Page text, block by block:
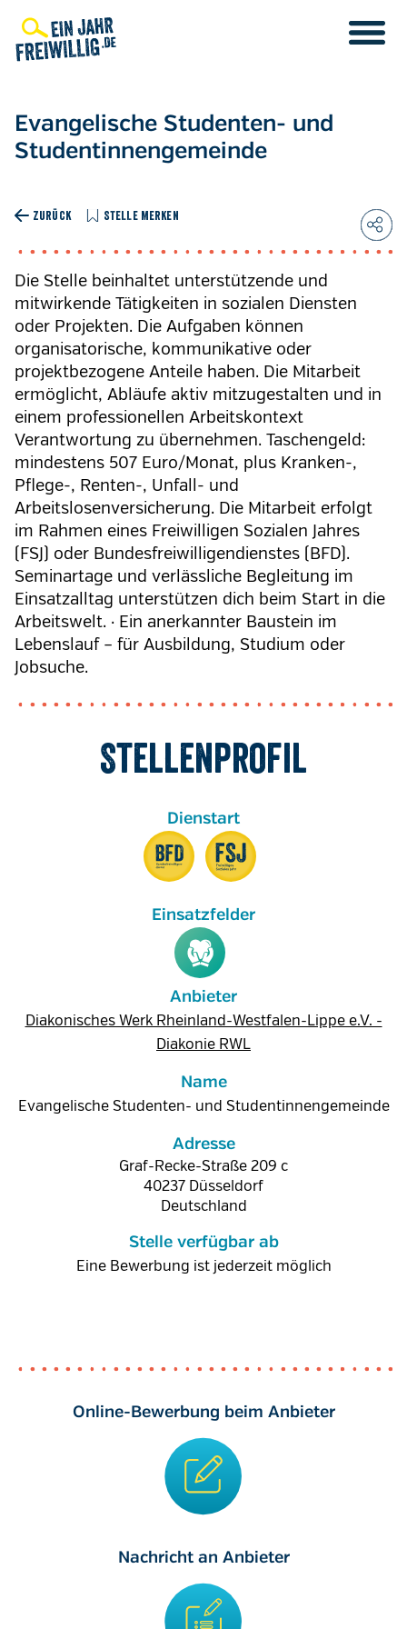
zum
Inhalt
Evangelische Studenten- und
Studentinnengemeinde
ZURÜCK STELLE MERKEN
Die Stelle beinhaltet unterstützende und
mitwirkende Tätigkeiten in sozialen Diensten
oder Projekten. Die Aufgaben können
organisatorische, kommunikative oder
projektbezogene Anteile haben. Die Mitarbeit
ermöglicht, Abläufe aktiv mitzugestalten und in
einem professionellen Arbeitskontext
Verantwortung zu übernehmen. Taschengeld:
mindestens 507 Euro/Monat, plus Kranken-,
Pflege-, Renten-, Unfall- und
Arbeitslosenversicherung. Die Mitarbeit erfolgt
im Rahmen eines Freiwilligen Sozialen Jahres
(FSJ) oder Bundesfreiwilligendienstes (BFD).
Seminartage und verlässliche Begleitung im
Einsatzalltag unterstützen dich beim Start in die
Arbeitswelt. · Ein anerkannter Baustein im
Lebenslauf – für Ausbildung, Studium oder
Jobsuche.
Stellenprofil
Anbieter
Diakonisches Werk Rheinland-Westfalen-Lippe e.V. -
Diakonie RWL
Name
Evangelische Studenten- und Studentinnengemeinde
Adresse
Graf-Recke-Straße 209 c
40237 Düsseldorf
Deutschland
Stelle verfügbar ab
Eine Bewerbung ist jederzeit möglich
Online-Bewerbung beim Anbieter
Nachricht an Anbieter